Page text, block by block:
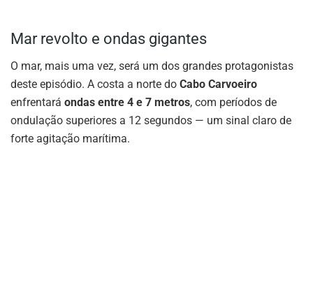
Mar revolto e ondas gigantes
O mar, mais uma vez, será um dos grandes protagonistas
deste episódio. A costa a norte do Cabo Carvoeiro
enfrentará ondas entre 4 e 7 metros, com períodos de
ondulação superiores a 12 segundos — um sinal claro de
forte agitação marítima.